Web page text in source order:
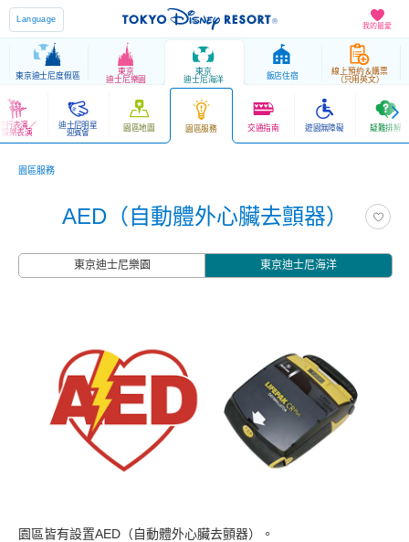
我的最愛
Language
東京迪士尼度假區
東京
迪士尼樂園
東京
迪士尼海洋
飯店住宿
線上預約＆購票
（只用英文）
行表演／
娛樂表演
迪士尼明星
迎賓會 園區地圖 園區服務 交通指南 遊園無障礙 疑難排解
園區服務
AED（自動體外心臟去顫器）
東京迪士尼樂園 東京迪士尼海洋
園區皆有設置AED（自動體外心臟去顫器）。